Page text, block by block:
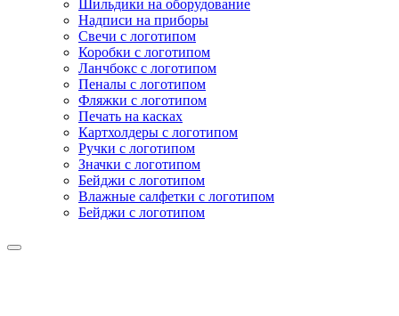
Шильдики на оборудование
Надписи на приборы
Свечи с логотипом
Коробки с логотипом
Ланчбокс с логотипом
Пеналы с логотипом
Фляжки с логотипом
Печать на касках
Картхолдеры с логотипом
Ручки с логотипом
Значки с логотипом
Бейджи с логотипом
Влажные салфетки с логотипом
Бейджи с логотипом